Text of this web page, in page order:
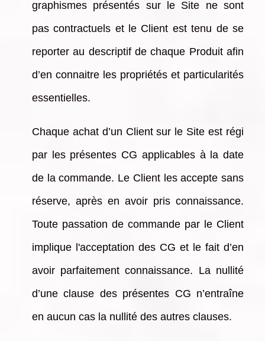
graphismes présentés sur le Site ne sont
pas contractuels et le Client est tenu de se
reporter au descriptif de chaque Produit afin
d’en connaitre les propriétés et particularités
essentielles.
Chaque achat d’un Client sur le Site est régi
par les présentes CG applicables à la date
de la commande. Le Client les accepte sans
réserve, après en avoir pris connaissance.
Toute passation de commande par le Client
implique l'acceptation des CG et le fait d’en
avoir parfaitement connaissance. La nullité
d’une clause des présentes CG n’entraîne
en aucun cas la nullité des autres clauses.